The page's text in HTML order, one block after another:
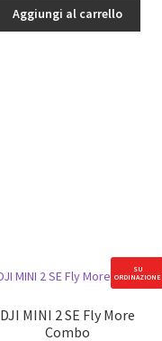
Fly
More
Aggiungi al carrello
SU
ORDINAZIONE
DJI MINI 2 SE Fly More
Combo